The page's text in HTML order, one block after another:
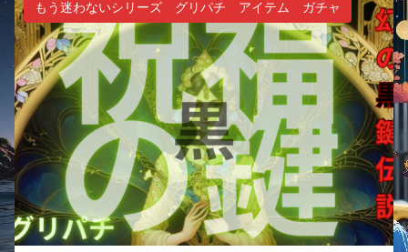
もう迷わないシリーズ グリパチ アイテム ガチャ